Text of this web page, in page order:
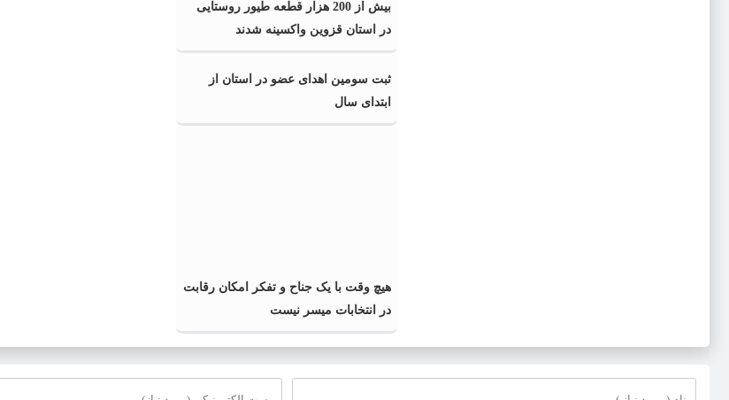
بیش از 200 هزار قطعه طیور روستایی
در استان قزوین واکسینه شدند
ثبت سومین اهدای عضو در استان از
ابتدای سال
هیچ وقت با یک جناح و تفکر امکان رقابت
در انتخابات میسر نیست